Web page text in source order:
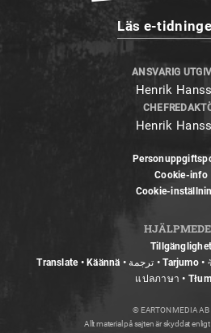
Läs e-
ANSVARIG
Henrik
Henrik
Cookie-info
Cookie-
Tillgänglighet
Translate • Käännä • ترجمة • Tarjumo • ትርጉም • ترجمه • وەرگێڕان •
แปลภาษา •
© EARTON MEDIA
Allt material på sajten är skyddat